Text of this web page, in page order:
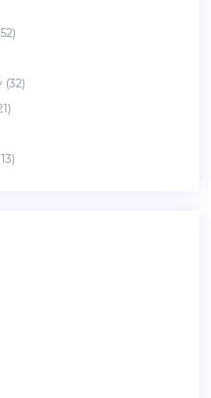
(32)